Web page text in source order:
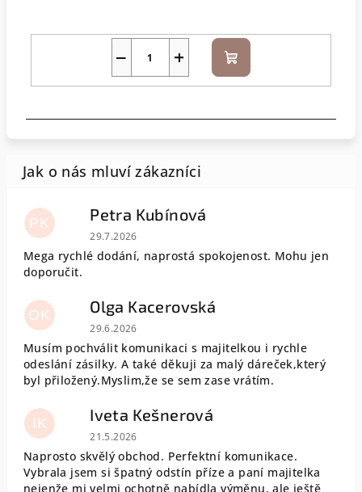
+
− Do
košíku
PK Petra Kubínová
Hodnocení obchodu je 5 z 5 hvězdiček.
29.7.2026
Mega rychlé dodání, naprostá spokojenost. Mohu jen
doporučit.
OK Olga Kacerovská
Hodnocení obchodu je 5 z 5 hvězdiček.
29.6.2026
Musím pochválit komunikaci s majitelkou i rychle
odeslání zásilky. A také děkuji za malý dáreček,který
byl přiložený.Myslim,že se sem zase vrátím.
IK Iveta Kešnerová
Hodnocení obchodu je 5 z 5 hvězdiček.
21.5.2026
Naprosto skvělý obchod. Perfektní komunikace.
Vybrala jsem si špatný odstín příze a paní majitelka
nejenže mi velmi ochotně nabídla výměnu, ale ještě